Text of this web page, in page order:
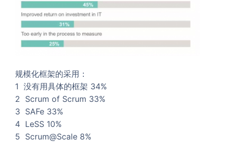
规模化框架的采用：
1 没有用具体的框架 34%
2 Scrum of Scrum 33%
3 SAFe 33%
4 LeSS 10%
5 Scrum@Scale 8%